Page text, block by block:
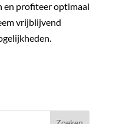
en profiteer optimaal
vrijblijvend